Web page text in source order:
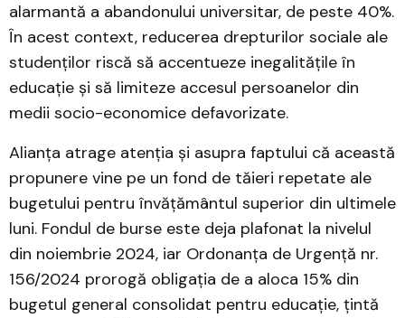
alarmantă a abandonului universitar, de peste 40%.
În acest context, reducerea drepturilor sociale ale
studenților riscă să accentueze inegalitățile în
educație și să limiteze accesul persoanelor din
medii socio-economice defavorizate.
Alianța atrage atenția și asupra faptului că această
propunere vine pe un fond de tăieri repetate ale
bugetului pentru învățământul superior din ultimele
luni. Fondul de burse este deja plafonat la nivelul
din noiembrie 2024, iar Ordonanța de Urgență nr.
156/2024 prorogă obligația de a aloca 15% din
bugetul general consolidat pentru educație, țintă